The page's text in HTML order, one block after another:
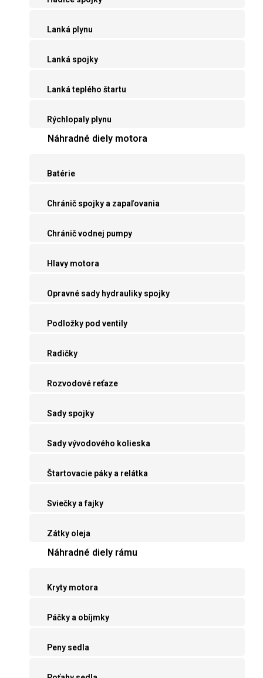
Lanká plynu
Lanká spojky
Lanká teplého štartu
Rýchlopaly plynu
Náhradné diely motora
Batérie
Chránič spojky a zapaľovania
Chránič vodnej pumpy
Hlavy motora
Opravné sady hydrauliky spojky
Podložky pod ventily
Radičky
Rozvodové reťaze
Sady spojky
Sady vývodového kolieska
Štartovacie páky a relátka
Sviečky a fajky
Zátky oleja
Náhradné diely rámu
Kryty motora
Páčky a obíjmky
Peny sedla